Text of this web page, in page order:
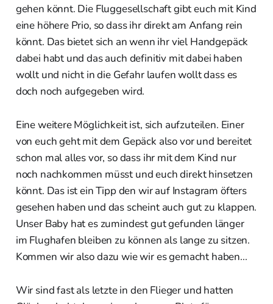
gehen könnt. Die Fluggesellschaft gibt euch mit Kind
eine höhere Prio, so dass ihr direkt am Anfang rein
könnt. Das bietet sich an wenn ihr viel Handgepäck
dabei habt und das auch definitiv mit dabei haben
wollt und nicht in die Gefahr laufen wollt dass es
doch noch aufgegeben wird.
Eine weitere Möglichkeit ist, sich aufzuteilen. Einer
von euch geht mit dem Gepäck also vor und bereitet
schon mal alles vor, so dass ihr mit dem Kind nur
noch nachkommen müsst und euch direkt hinsetzen
könnt. Das ist ein Tipp den wir auf Instagram öfters
gesehen haben und das scheint auch gut zu klappen.
Unser Baby hat es zumindest gut gefunden länger
im Flughafen bleiben zu können als lange zu sitzen.
Kommen wir also dazu wie wir es gemacht haben...
Wir sind fast als letzte in den Flieger und hatten